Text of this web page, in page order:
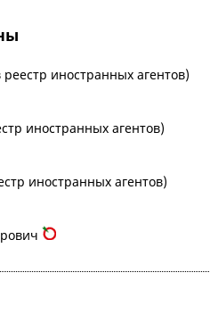
иностранных агентов)
иностранных агентов)